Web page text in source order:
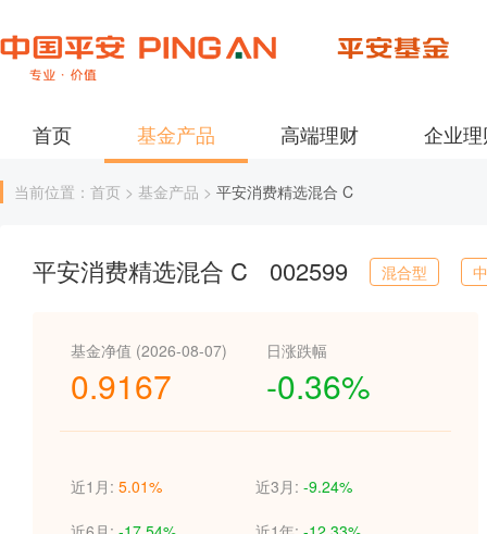
首页 基金产品 高端理财 企业
当前位置：首页 > 基金产品 > 平安消费精选混合 C
平安消费精选混合 C 002599 混合型
基金净值 (2026-08-07)
0.9167
日涨跌幅
-0.36%
近1月: 5.01% 近3月: -9.24%